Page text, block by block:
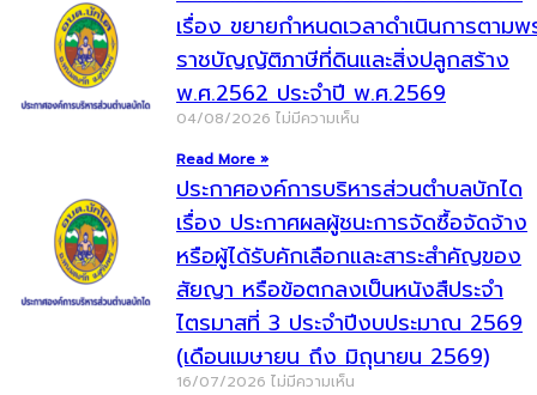
เรื่อง ขยายกำหนดเวลาดำเนินการตามพ
ราชบัญญัติภาษีที่ดินและสิ่งปลูกสร้าง
พ.ศ.2562 ประจำปี พ.ศ.2569
04/08/2026 ไม่มีความเห็น
Read More »
ประกาศองค์การบริหารส่วนตำบลบักได
เรื่อง ประกาศผลผู้ชนะการจัดซื้อจัดจ้าง
หรือผู้ได้รับคักเลือกและสาระสำคัญของ
สัยญา หรือข้อตกลงเป็นหนังสืประจำ
ไตรมาสที่ 3 ประจำปีงบประมาณ 2569
(เดือนเมษายน ถึง มิถุนายน 2569)
16/07/2026 ไม่มีความเห็น